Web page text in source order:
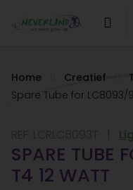
Home Creatief
Spare Tube for LC8093/
SPARE TUBE
T4 12 WATT